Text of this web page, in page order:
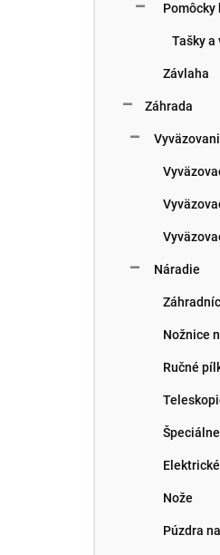
Pomôcky
Tašky a
Závlaha
Záhrada
Náradie
Nožnice
Ručné
Nože
Púzdra